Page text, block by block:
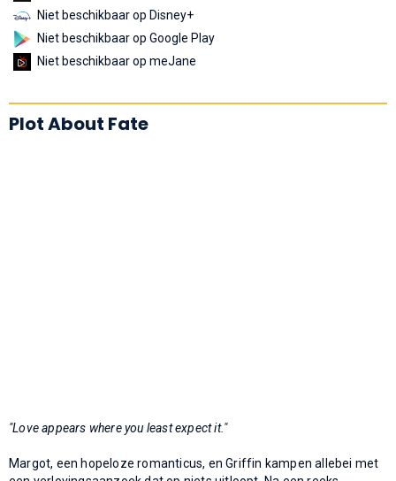
Niet beschikbaar op Disney+
Niet beschikbaar op Google Play
Niet beschikbaar op meJane
Plot About Fate
"Love appears where you least expect it."
Margot, een hopeloze romanticus, en Griffin kampen allebei met